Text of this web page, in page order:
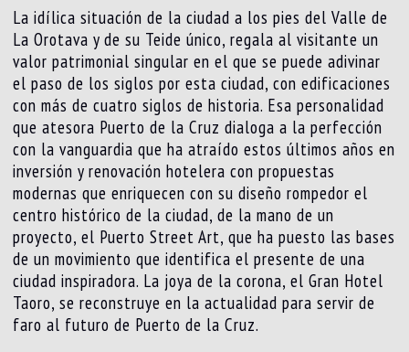
La idílica situación de la ciudad a los pies del Valle de
La Orotava y de su Teide único, regala al visitante un
valor patrimonial singular en el que se puede adivinar
el paso de los siglos por esta ciudad, con edificaciones
con más de cuatro siglos de historia. Esa personalidad
que atesora Puerto de la Cruz dialoga a la perfección
con la vanguardia que ha atraído estos últimos años en
inversión y renovación hotelera con propuestas
modernas que enriquecen con su diseño rompedor el
centro histórico de la ciudad, de la mano de un
proyecto, el Puerto Street Art, que ha puesto las bases
de un movimiento que identifica el presente de una
ciudad inspiradora. La joya de la corona, el Gran Hotel
Taoro, se reconstruye en la actualidad para servir de
faro al futuro de Puerto de la Cruz.